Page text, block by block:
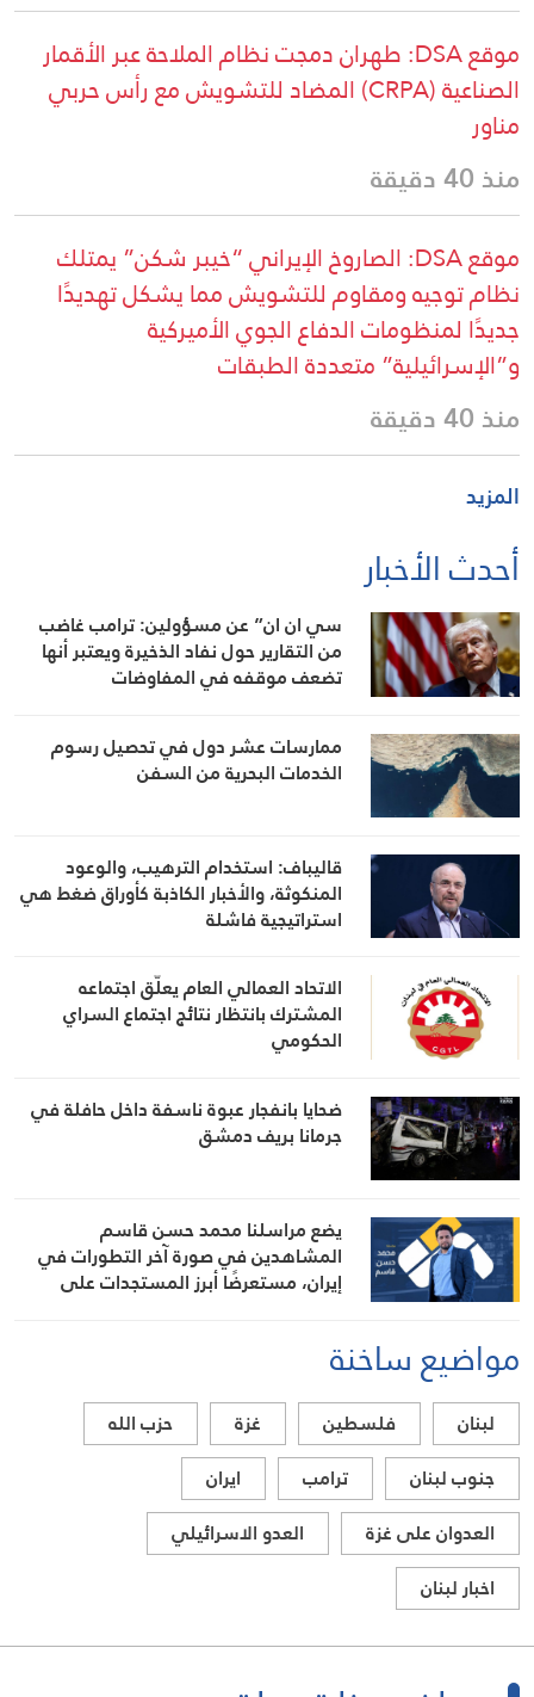
موقع DSA: طهران دمجت نظام الملاحة عبر الأقمار
الصناعية (CRPA) المضاد للتشويش مع رأس حربي
مناور
منذ 40 دقيقة
موقع DSA: الصاروخ الإيراني “خيبر شكن” يمتلك
نظام توجيه ومقاوم للتشويش مما يشكل تهديدًا
جديدًا لمنظومات الدفاع الجوي الأميركية
و”الإسرائيلية” متعددة الطبقات
منذ 40 دقيقة
المزيد
أحدث الأخبار
سي ان ان” عن مسؤولين: ترامب غاضب
من التقارير حول نفاد الذخيرة ويعتبر أنها
تضعف موقفه في المفاوضات
ممارسات عشر دول في تحصيل رسوم
الخدمات البحرية من السفن
قاليباف: استخدام الترهيب، والوعود
المنكوثة، والأخبار الكاذبة كأوراق ضغط هي
استراتيجية فاشلة
الاتحاد العمالي العام يعلّق اجتماعه
المشترك بانتظار نتائج اجتماع السراي
الحكومي
ضحايا بانفجار عبوة ناسفة داخل حافلة في
جرمانا بريف دمشق
يضع مراسلنا محمد حسن قاسم
المشاهدين في صورة آخر التطورات في
إيران، مستعرضًا أبرز المستجدات على
الصلة بالشأنين الداخلي والإقليميمواضيع ساخنة
لبنان فلسطين غزة
حزب الله
جنوب لبنان
ترامب
ايران
العدوان على غزة
العدو الاسرائيلي
اخبار لبنان